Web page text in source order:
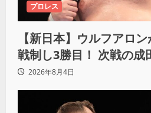
プロレス
【新日本】ウルフアロ
戦制し3勝目！ 次戦の成
ツの王道を俺の王道でぶ
2026年8月4日